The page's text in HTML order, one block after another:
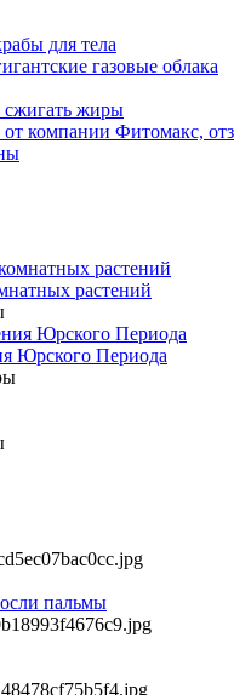
растений
Юрского Периода
пальмы